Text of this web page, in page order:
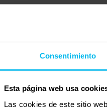
Consentimiento
Esta página web usa
Las cookies de este sitio
a su consulta, siento no
por no haberlos probado.
y por ello se puede hablar